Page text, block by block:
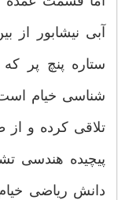
آبی نیشابور
ستاره پنچ پر
شناسی خیام
تلاقی کرده و
دانش ریاضی